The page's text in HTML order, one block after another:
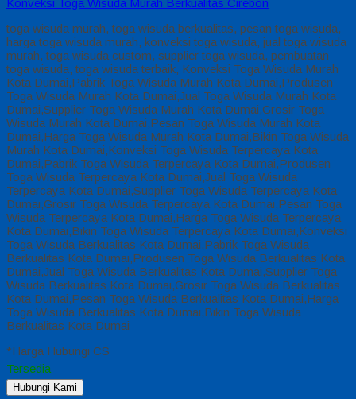
Konveksi Toga Wisuda Murah Berkualitas Cirebon
toga wisuda murah, toga wisuda berkualitas, pesan toga wisuda,
harga toga wisuda murah, konveksi toga wisuda, jual toga wisuda
murah, toga wisuda custom, supplier toga wisuda, pembuatan
toga wisuda, toga wisuda terbaik, Konveksi Toga Wisuda Murah
Kota Dumai,Pabrik Toga Wisuda Murah Kota Dumai,Produsen
Toga Wisuda Murah Kota Dumai,Jual Toga Wisuda Murah Kota
Dumai,Supplier Toga Wisuda Murah Kota Dumai,Grosir Toga
Wisuda Murah Kota Dumai,Pesan Toga Wisuda Murah Kota
Dumai,Harga Toga Wisuda Murah Kota Dumai,Bikin Toga Wisuda
Murah Kota Dumai,Konveksi Toga Wisuda Terpercaya Kota
Dumai,Pabrik Toga Wisuda Terpercaya Kota Dumai,Produsen
Toga Wisuda Terpercaya Kota Dumai,Jual Toga Wisuda
Terpercaya Kota Dumai,Supplier Toga Wisuda Terpercaya Kota
Dumai,Grosir Toga Wisuda Terpercaya Kota Dumai,Pesan Toga
Wisuda Terpercaya Kota Dumai,Harga Toga Wisuda Terpercaya
Kota Dumai,Bikin Toga Wisuda Terpercaya Kota Dumai,Konveksi
Toga Wisuda Berkualitas Kota Dumai,Pabrik Toga Wisuda
Berkualitas Kota Dumai,Produsen Toga Wisuda Berkualitas Kota
Dumai,Jual Toga Wisuda Berkualitas Kota Dumai,Supplier Toga
Wisuda Berkualitas Kota Dumai,Grosir Toga Wisuda Berkualitas
Kota Dumai,Pesan Toga Wisuda Berkualitas Kota Dumai,Harga
Toga Wisuda Berkualitas Kota Dumai,Bikin Toga Wisuda
Berkualitas Kota Dumai
*Harga Hubungi CS
Tersedia
Hubungi Kami